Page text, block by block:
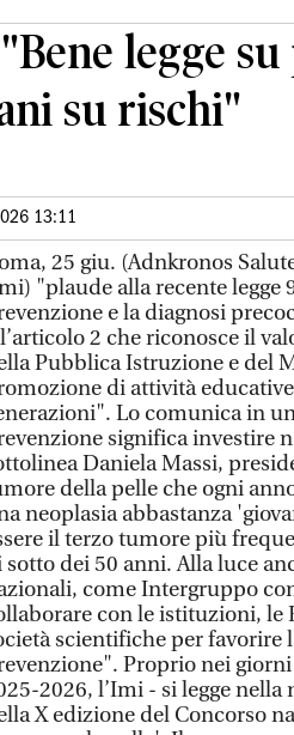
legge
su rischi"
13:11
25 giu. (Adnkronos
"plaude alla recente
e la diagnosi
2 che riconosce il
Pubblica Istruzione e del
di attività
Lo comunica in
significa investire
Daniela Massi,
della pelle che ogni
neoplasia abbastanza
il terzo tumore più
sotto dei 50 anni. Alla luce
come Intergruppo
con le istituzioni, le
scientifiche per
Proprio nei
2026, l’Imi - si legge
X edizione del Concorso